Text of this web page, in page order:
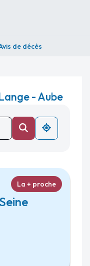
de décès
- Aube
La + proche